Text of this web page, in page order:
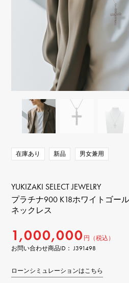
AUDEMARS PIGUET
オーデマ・ピゲ
CHANEL
シャネル
HARRY WINSTON
ハリー・ウィンストン
ZENITH
ゼニス
DUNAMIS
デュナミス
VINTAGE WATCH
ANGLER
アングラー
HIMAWARI
ヒマワリ
USED NOMBRE
ノンブル認定中古
オリジナルジュエ
在庫あり 新品 男女兼用
YUKIZAKI SELECT JEWELRY
プラチナ900 K18ホワイトゴー
ネックレス
1,000,000 円（税込）
お問い合わせ商品ID： J391498
ローンシミュレーションはこちら